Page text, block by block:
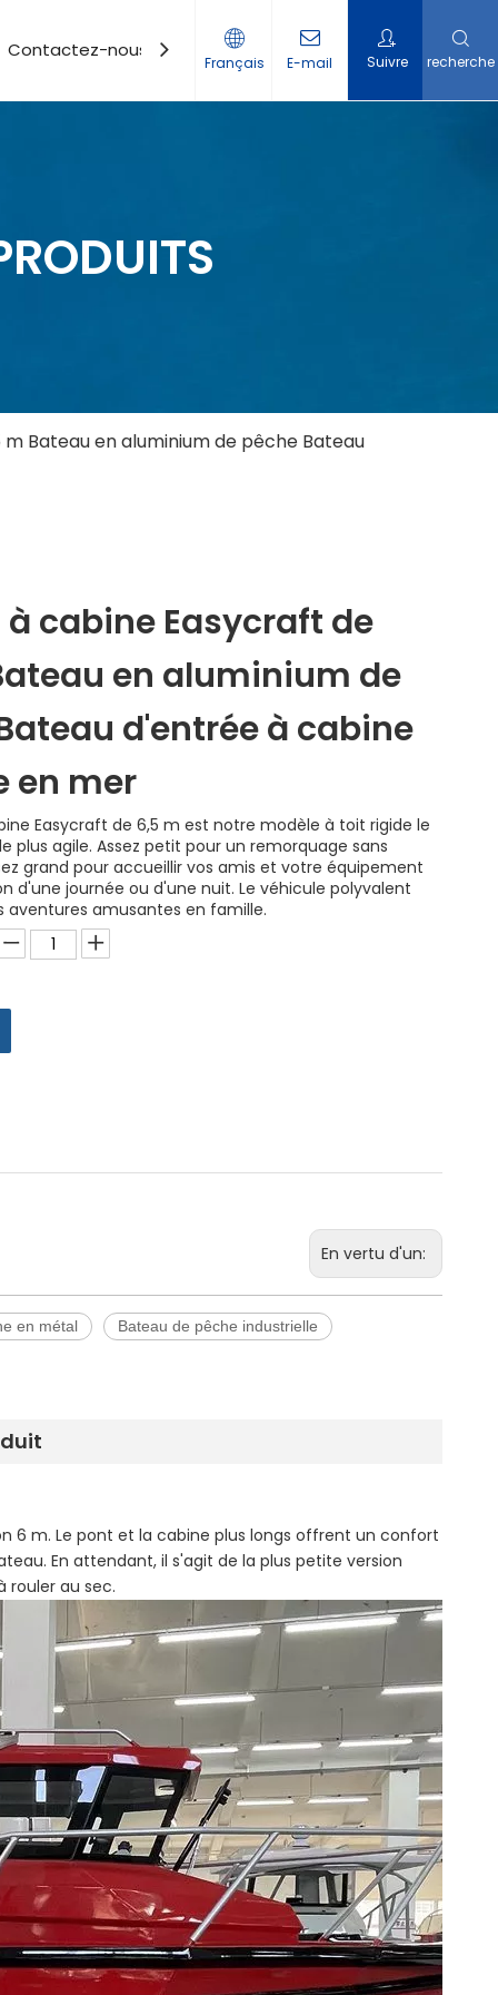
Contactez-nous
Français E-mail Suivre recherche
Bateau en aluminium de pêche Bateau
à cabine Easycraft de
en aluminium de
d'entrée à cabine
en mer
Easycraft de 6,5 m est notre modèle à toit rigide le
plus agile. Assez petit pour un remorquage sans
grand pour accueillir vos amis et votre équipement
d'une journée ou d'une nuit. Le véhicule polyvalent
aventures amusantes en famille.
En vertu d'un:
en métal Bateau de pêche industrielle
6 m. Le pont et la cabine plus longs offrent un confort
En attendant, il s'agit de la plus petite version
rouler au sec.